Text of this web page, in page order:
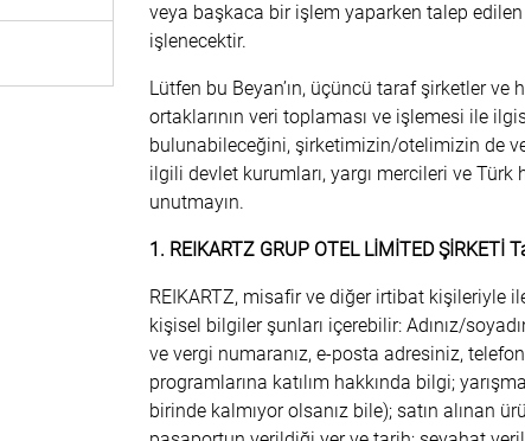
veya başkaca bir işlem yaparken talep
işlenecektir.
Lütfen bu Beyan’ın, üçüncü taraf şirketler ve
ortaklarının veri toplaması ve işlemesi ile
bulunabileceğini, şirketimizin/otelimizin de
ilgili devlet kurumları, yargı mercileri ve
unutmayın.
1. REIKARTZ GRUP OTEL LİMİTED
REIKARTZ, misafir ve diğer irtibat kişileriyle
kişisel bilgiler şunları içerebilir: Adınız/
ve vergi numaranız, e-posta adresiniz,
programlarına katılım hakkında bilgi;
birinde kalmıyor olsanız bile); satın alınan